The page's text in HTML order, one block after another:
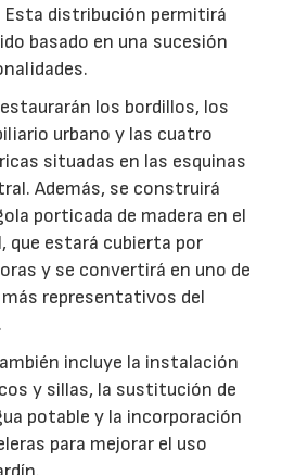
Esta distribución permitirá
basado en una sucesión
los bordillos, los
urbano y las cuatro
situadas en las esquinas
Además, se construirá
porticada de madera en el
que estará cubierta por
y se convertirá en uno de
representativos del
incluye la instalación
y sillas, la sustitución de
potable y la incorporación
para mejorar el uso